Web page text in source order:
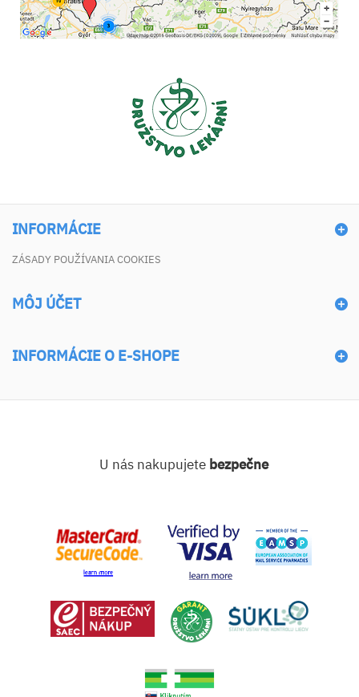
INFORMÁCIE
ZÁSADY POUŽÍVANIA COOKIES
MÔJ ÚČET
INFORMÁCIE O E-SHOPE
U nás nakupujete bezpečne